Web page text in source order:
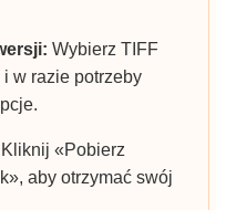
Wybierz TIFF
w razie potrzeby
Kliknij «Pobierz
aby otrzymać swój